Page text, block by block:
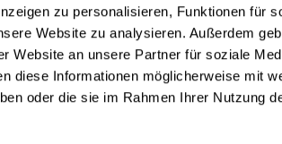
zu personalisieren, Funktionen für
Website zu analysieren. Außerdem
Website an unsere Partner für soziale
diese Informationen möglicherweise mit
oder die sie im Rahmen Ihrer Nutzung